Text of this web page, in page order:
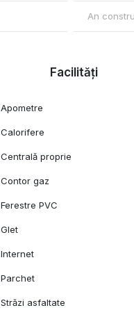
An
Facilități
Apometre
Calorifere
Centrală proprie
Contor gaz
Ferestre PVC
Glet
Internet
Parchet
Străzi asfaltate